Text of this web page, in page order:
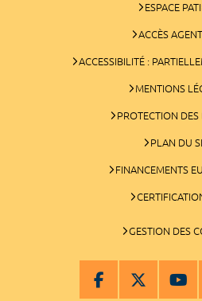
ESPACE
ACCÈS
ACCESSIBILITÉ :
MENTIONS
PROTECTION DES
PLAN DU
FINANCEMENTS
GESTION DES